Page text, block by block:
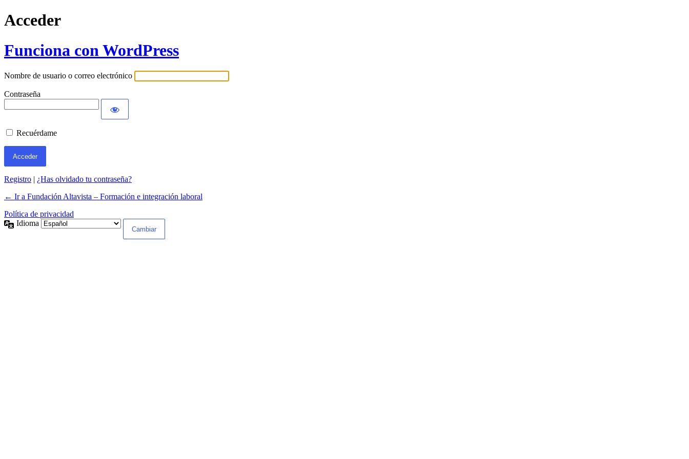
Acceder
Funciona con WordPress
Nombre de usuario o correo electrónico
Contraseña
Recuérdame
Registro | ¿Has olvidado tu contraseña?
← Ir a Fundación Altavista – Formación e integración laboral
Política de privacidad
Idioma